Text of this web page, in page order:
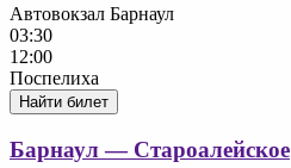
Автовокзал Барнаул
03:30
12:00
Поспелиха
Найти билет
Барнаул — Староалейское